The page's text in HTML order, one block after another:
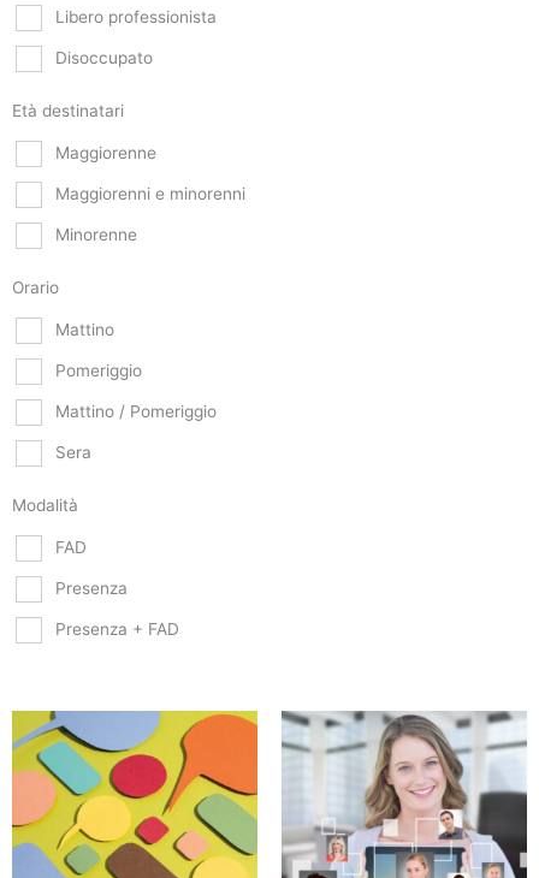
Libero professionista
Disoccupato
Età destinatari
Maggiorenne
Maggiorenni e minorenni
Minorenne
Orario
Mattino
Pomeriggio
Mattino / Pomeriggio
Sera
Modalità
FAD
Presenza
Presenza + FAD